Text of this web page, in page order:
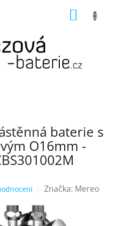
baterie s
O16mm -
Značka: Mereo